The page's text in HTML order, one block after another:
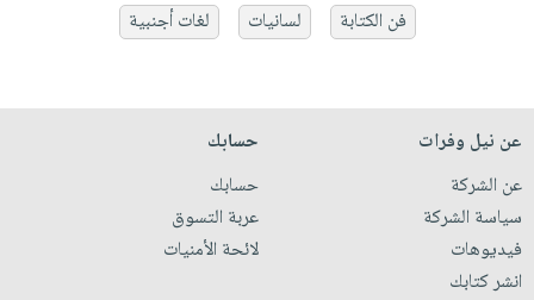
فن الكتابة
لسانيات لغات أجنبية
عن نيل وفرات
عن الشركة
سياسة الشركة
فيديوهات
انشر كتابك
حسابك
حسابك
عربة التسوق
لائحة الأمنيات